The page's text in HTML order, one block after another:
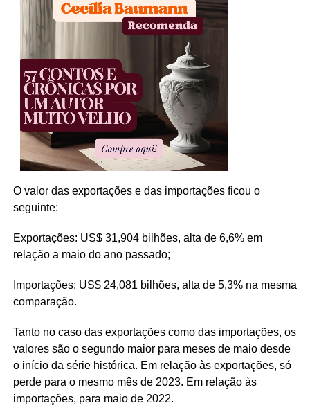
O valor das exportações e das importações ficou o
seguinte:
Exportações: US$ 31,904 bilhões, alta de 6,6% em
relação a maio do ano passado;
Importações: US$ 24,081 bilhões, alta de 5,3% na mesma
comparação.
Tanto no caso das exportações como das importações, os
valores são o segundo maior para meses de maio desde
o início da série histórica. Em relação às exportações, só
perde para o mesmo mês de 2023. Em relação às
importações, para maio de 2022.